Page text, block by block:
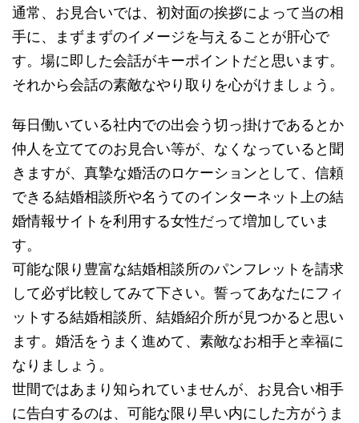
通常、お見合いでは、初対面の挨拶によって当の相
手に、まずまずのイメージを与えることが肝心で
す。場に即した会話がキーポイントだと思います。
それから会話の素敵なやり取りを心がけましょう。
毎日働いている社内での出会う切っ掛けであるとか
仲人を立ててのお見合い等が、なくなっていると聞
きますが、真摯な婚活のロケーションとして、信頼
できる結婚相談所や名うてのインターネット上の結
婚情報サイトを利用する女性だって増加していま
す。
可能な限り豊富な結婚相談所のパンフレットを請求
して必ず比較してみて下さい。誓ってあなたにフィ
ットする結婚相談所、結婚紹介所が見つかると思い
ます。婚活をうまく進めて、素敵なお相手と幸福に
なりましょう。
世間ではあまり知られていませんが、お見合い相手
に告白するのは、可能な限り早い内にした方がうま